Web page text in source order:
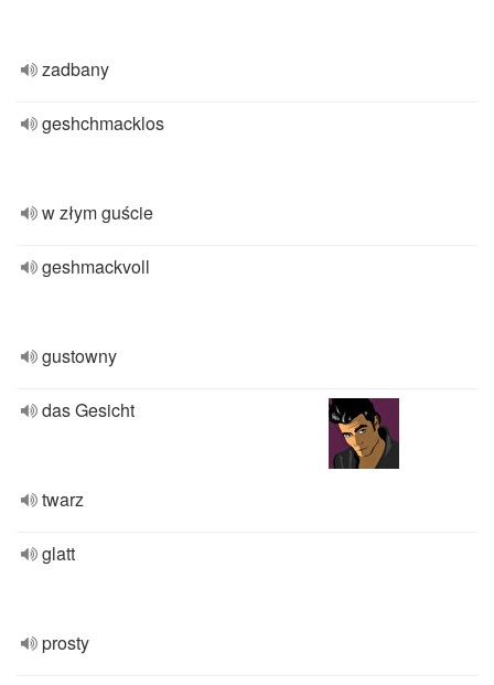
zadbany
geshchmacklos
w złym guście
geshmackvoll
gustowny
das Gesicht
twarz
glatt
prosty